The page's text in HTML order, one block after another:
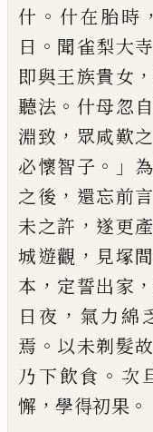
什 。 什在胎時 ，
日 。 聞雀梨大
即與王族貴女 ，
聽法 。 什母忽
淵致 ， 眾咸歎之
必懷智子 。」 為
之後 ， 還忘前言
未之許 ， 遂更產
城遊觀 ， 見塚間
本 ， 定誓出家 ，
日夜 ， 氣力綿
焉 。 以未剃髮故
乃下飲食 。 次
懈 ， 學得初果 。